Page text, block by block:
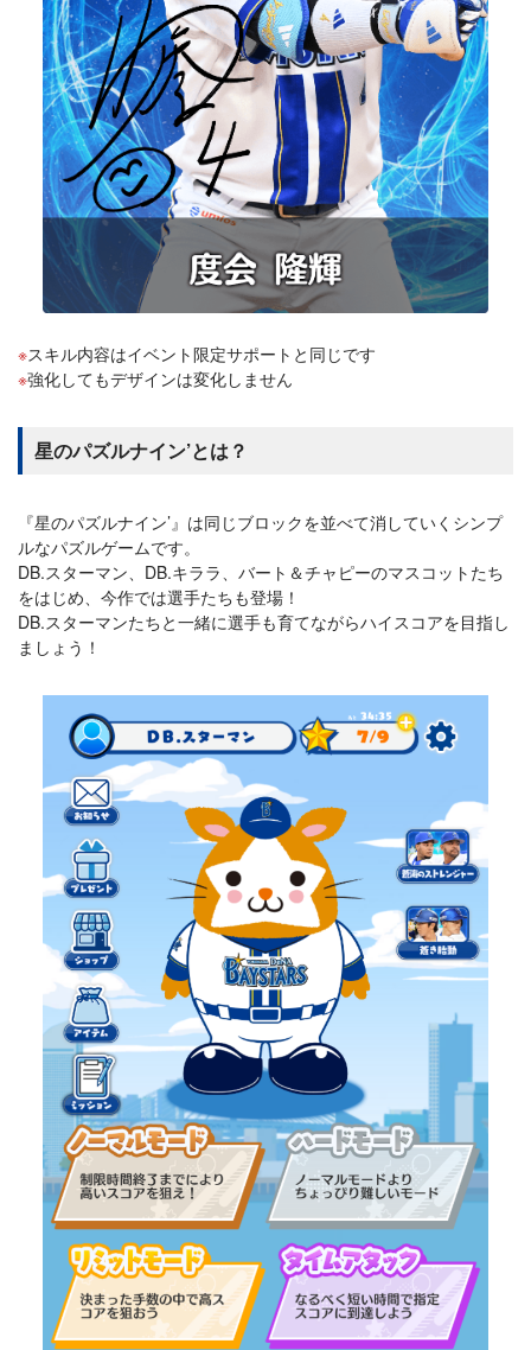
スキル内容はイベント限定サポートと同じです
強化してもデザインは変化しません
星のパズルナイン’とは？
『星のパズルナイン’』は同じブロックを並べて消していくシンプ
ルなパズルゲームです。
DB.スターマン、DB.キララ、バート＆チャピーのマスコットたち
をはじめ、今作では選手たちも登場！
DB.スターマンたちと一緒に選手も育てながらハイスコアを目指し
ましょう！